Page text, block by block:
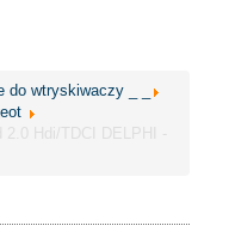
do wtryskiwaczy _ _
Hdi/TDCI DELPHI -